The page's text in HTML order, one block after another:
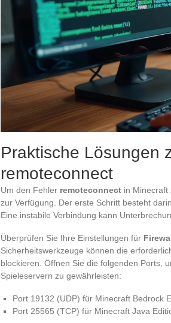
Praktische Lösungen
remoteconnect
Um den Fehler remoteconnect in Minecraft
zur Verfügung. Der erste Schritt besteht
Eine instabile Verbindung kann
Überprüfen Sie Ihre Einstellungen für
Sicherheitswerkzeuge können die
blockieren. Öffnen Sie die folgenden Ports,
Spieleservern zu gewährleisten:
Port 19132 (UDP) für Minecraft Bedrock
Port 25565 (TCP) für Minecraft Java